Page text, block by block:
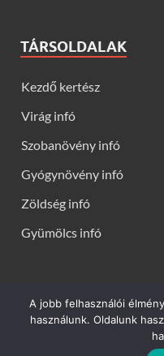
TÁRSOLDALAK
Kezdő kertész
Virág infó
Szobanövény infó
Gyógynövény infó
Zöldség infó
Gyümölcs infó
Kerti virágok - Virág infók:
talajtakarók, balkon
gondozása, ültetése,
A jobb felhasználói
használunk. Oldalunk